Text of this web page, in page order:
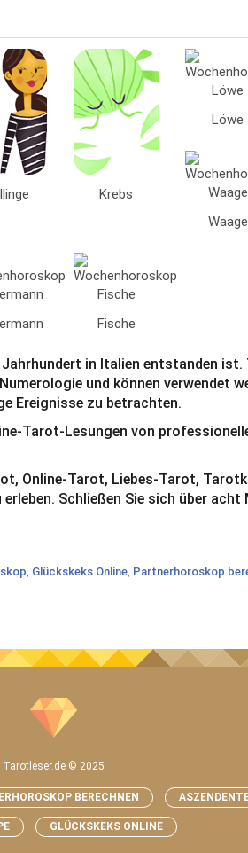
Krebs
Löwe
Waage
Fische
in Italien entstanden ist.
und können verwendet
Ereignisse zu betrachten.
Tarot-Lesungen von
Online-Tarot, Liebes-Tarot,
Schließen Sie sich über acht
, Glückskeks Online, Partnerhoroskop
Tarotleser.de © 2025
BERECHNEN
GLÜCKSKEKS ONLINE